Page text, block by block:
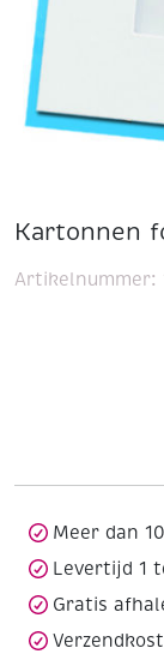
Kartonnen
Artikelnummer:
Meer dan
Levertijd 1
Gratis